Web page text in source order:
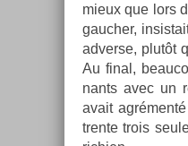
mieux que lors
gauch­er,
ad­verse, plutôt
Au final,
nants avec un
avait
tren­te trois